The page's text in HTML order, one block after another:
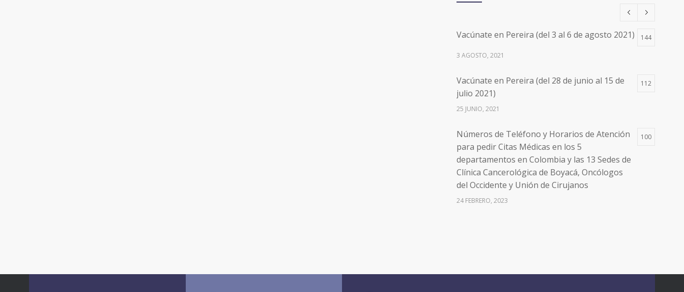
para pedir Citas Médicas en los 5
del Occidente y Unión de Cirujanos
24 FEBRERO, 2023
Vacúnate en Pereira (del 3 al 6 de agosto 2021) 144
3 AGOSTO, 2021
Vacúnate en Pereira (del 28 de junio al 15 de
julio 2021)
112
25 JUNIO, 2021
Números de Teléfono y Horarios de Atención
para pedir Citas Médicas en los 5
departamentos en Colombia y las 13 Sedes de
Clínica Cancerológica de Boyacá, Oncólogos
del Occidente y Unión de Cirujanos
100
24 FEBRERO, 2023
Vacúnate en Pereira (del 23 al 27 de agosto
93